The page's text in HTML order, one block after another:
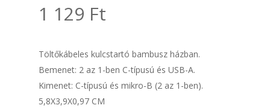
1 129 Ft
Töltőkábeles kulcstartó bambusz házban.
Bemenet: 2 az 1-ben C-típusú és USB-A.
Kimenet: C-típusú és mikro-B (2 az 1-ben).
5,8X3,9X0,97 CM